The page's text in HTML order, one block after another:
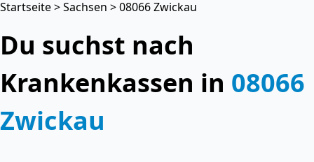
Startseite>Sachsen > 08066 Zwickau
Du suchst nach
Krankenkassen in 08066
Zwickau